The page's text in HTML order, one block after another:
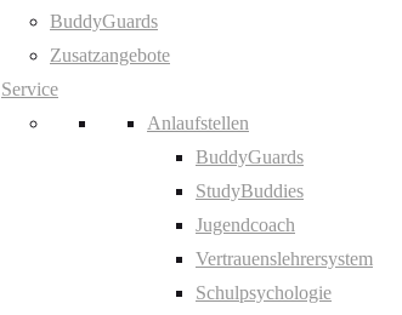
BuddyGuards
Zusatzangebote
Service
Anlaufstellen
BuddyGuards
StudyBuddies
Jugendcoach
Vertrauenslehrersystem
Schulpsychologie